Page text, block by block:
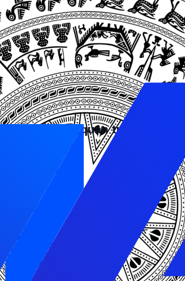
vớigiá thầu từ khoáthấp để không ảnh
phẩm hoặc dịch vụ của bạn trên Google.
điểm chất lượng
của trang đích chính là hai
từ khóacủa Google để tìm kiếm, nghiên cứu
Ads lại quan trọng?
đấu giá để đạt được mục tiêu thứ hạng
cáo hoặc số lượt xem.
lược giá thầu tốt nhất để thu hút được
này có thể tìm cho bạn nhiều khách hàng
sẽ giúp hệ thống AI của Googlehiểu được